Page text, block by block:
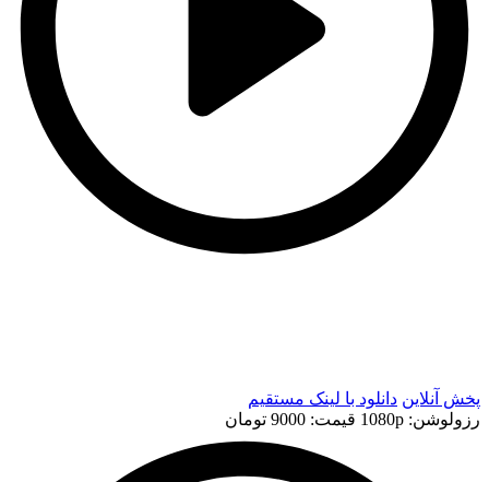
پخش آنلاین دانلود با لينک مستقيم
رزولوشن: 1080p
قيمت: 9000 تومان